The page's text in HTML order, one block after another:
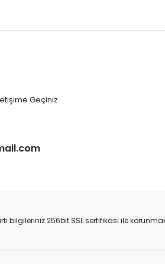
Geçiniz
bilgileriniz 256bit SSL sertifikası ile